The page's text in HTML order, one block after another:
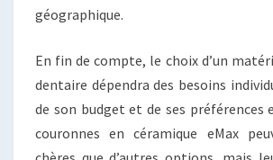
géographique.
En fin de compte, le choix d’un
dentaire dépendra des besoins
de son budget et de ses préférences
couronnes en céramique eMax